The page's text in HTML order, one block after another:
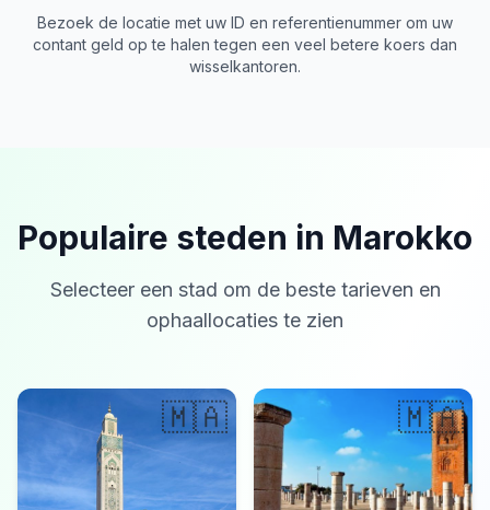
Bezoek de locatie met uw ID en referentienummer om uw
contant geld op te halen tegen een veel betere koers dan
wisselkantoren.
Populaire steden in Marokko
Selecteer een stad om de beste tarieven en
ophaallocaties te zien
🇲🇦 🇲🇦